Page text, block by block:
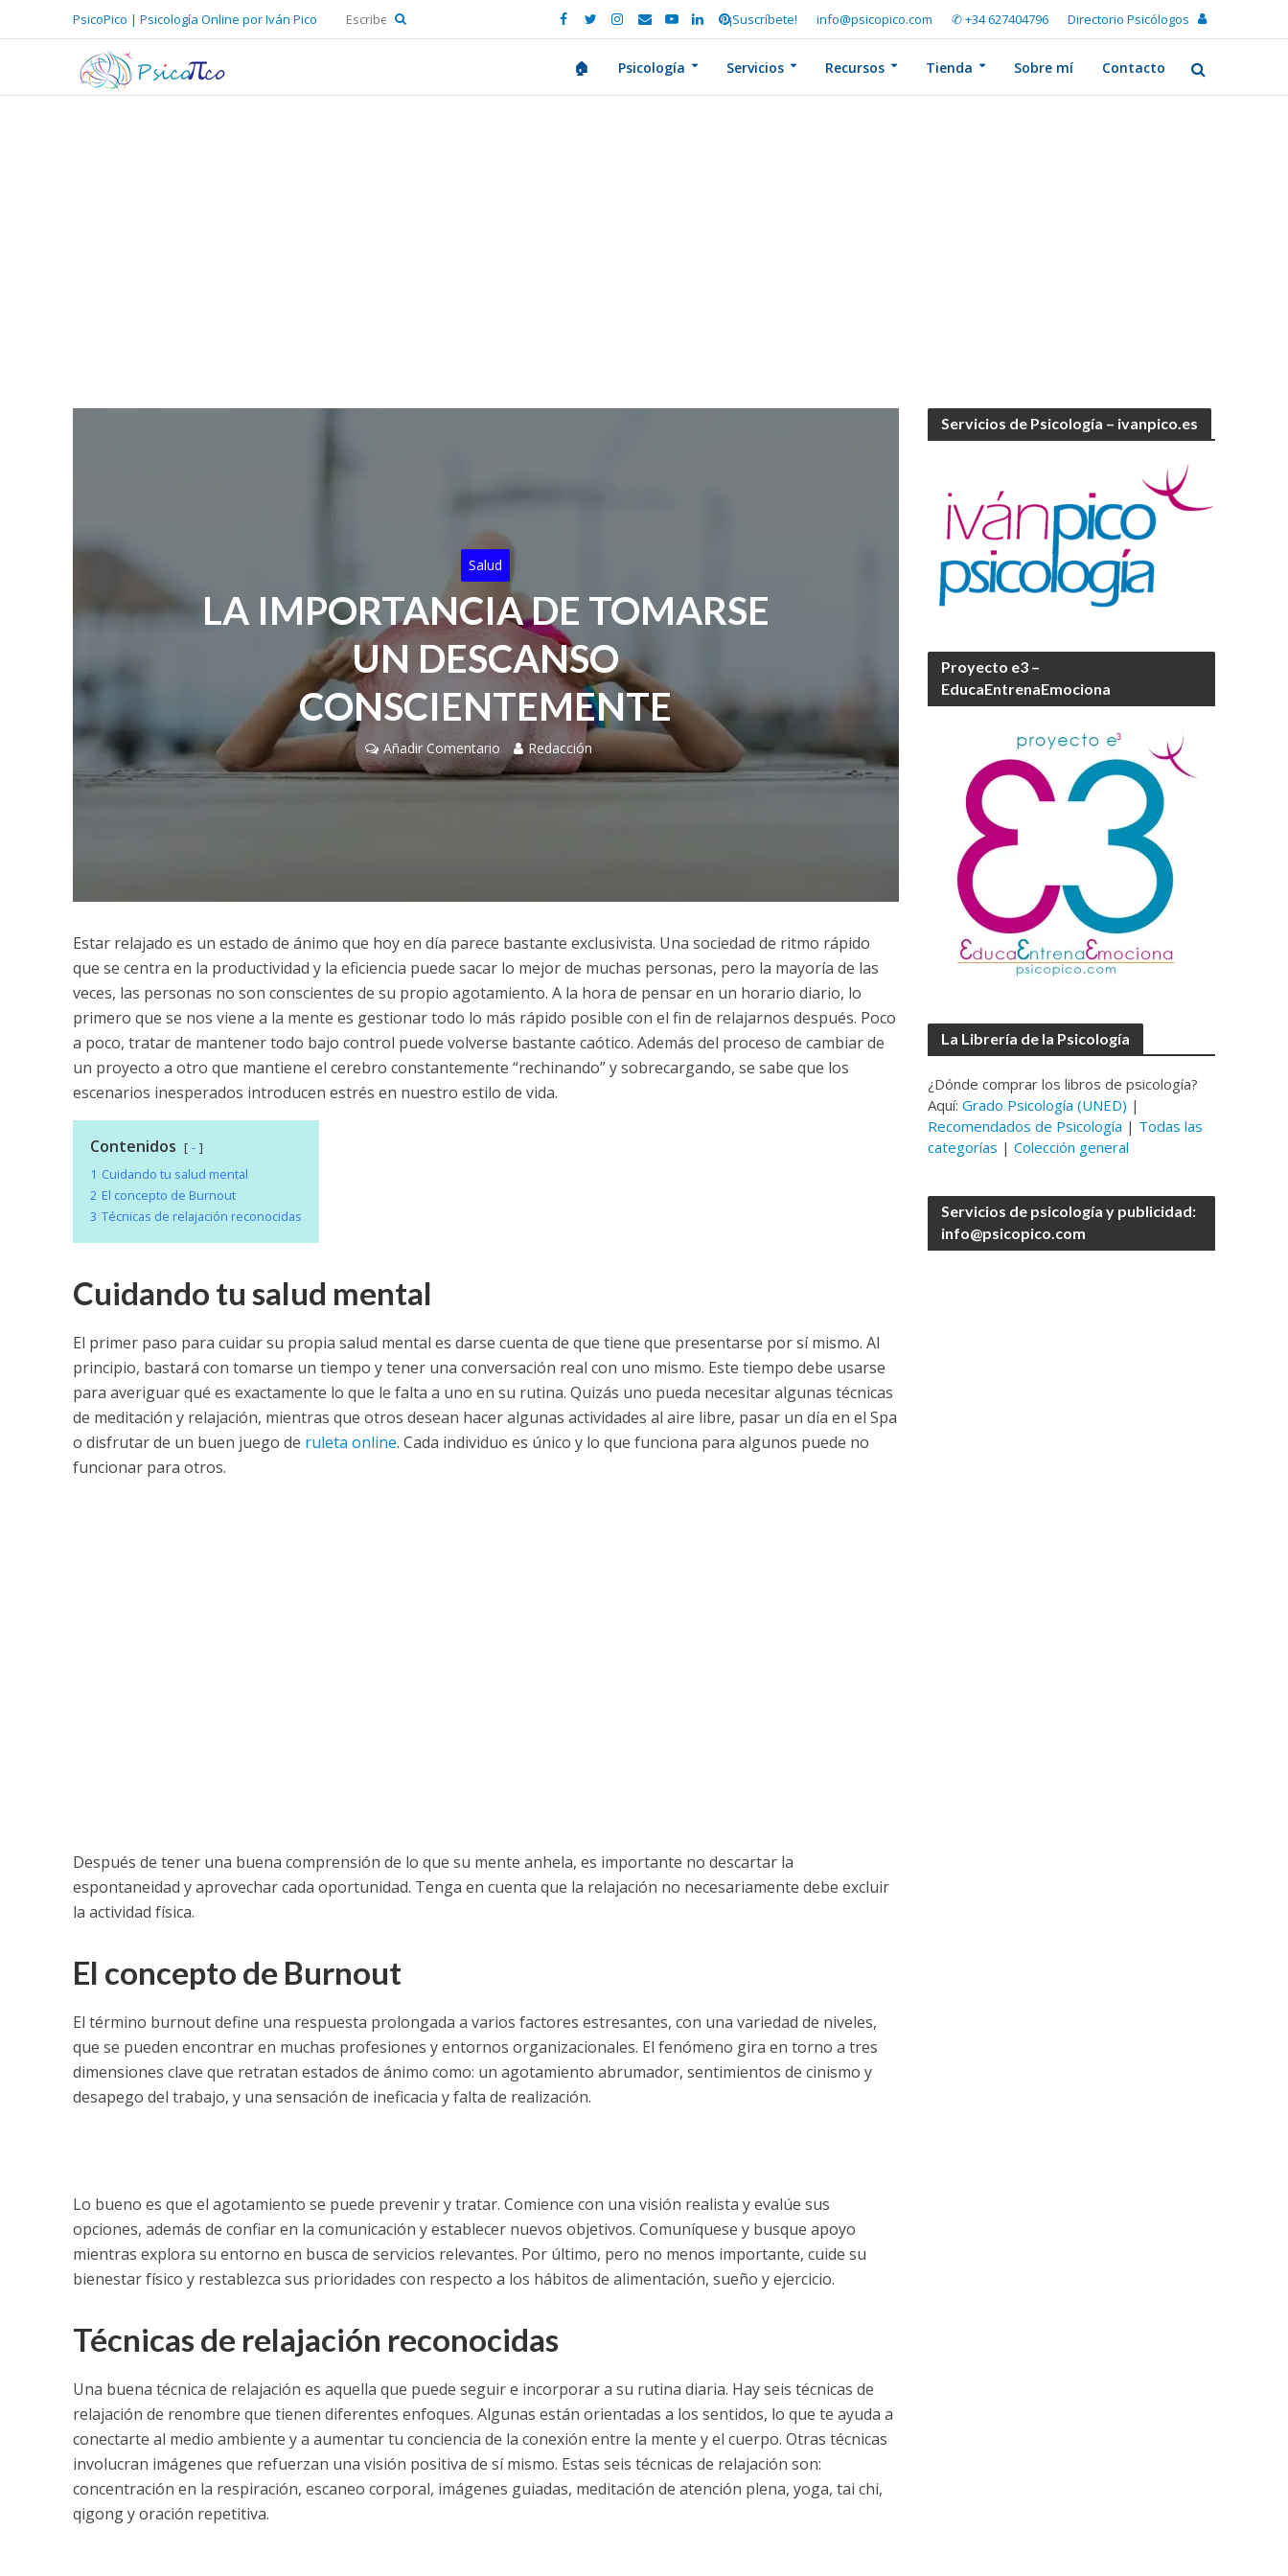
PsicoPico | Psicología Online por Iván Pico ¡Suscríbete! info@psicopico.com ✆ +34 627404796 Directorio Psicólogos
🏠 Psicología Servicios Recursos Tienda Sobre mí Contacto
Salud
LA IMPORTANCIA DE TOMARSE
UN DESCANSO
CONSCIENTEMENTE
Añadir Comentario Redacción
Estar relajado es un estado de ánimo que hoy en día parece bastante exclusivista. Una sociedad de ritmo rápido
que se centra en la productividad y la eficiencia puede sacar lo mejor de muchas personas, pero la mayoría de las
veces, las personas no son conscientes de su propio agotamiento. A la hora de pensar en un horario diario, lo
primero que se nos viene a la mente es gestionar todo lo más rápido posible con el fin de relajarnos después. Poco
a poco, tratar de mantener todo bajo control puede volverse bastante caótico. Además del proceso de cambiar de
un proyecto a otro que mantiene el cerebro constantemente “rechinando” y sobrecargando, se sabe que los
escenarios inesperados introducen estrés en nuestro estilo de vida.
Contenidos
-
1 Cuidando tu salud mental
2 El concepto de Burnout
3 Técnicas de relajación reconocidas
Cuidando tu salud mental
El primer paso para cuidar su propia salud mental es darse cuenta de que tiene que presentarse por sí mismo. Al
principio, bastará con tomarse un tiempo y tener una conversación real con uno mismo. Este tiempo debe usarse
para averiguar qué es exactamente lo que le falta a uno en su rutina. Quizás uno pueda necesitar algunas técnicas
de meditación y relajación, mientras que otros desean hacer algunas actividades al aire libre, pasar un día en el Spa
o disfrutar de un buen juego de ruleta online. Cada individuo es único y lo que funciona para algunos puede no
funcionar para otros.
Después de tener una buena comprensión de lo que su mente anhela, es importante no descartar la
espontaneidad y aprovechar cada oportunidad. Tenga en cuenta que la relajación no necesariamente debe excluir
la actividad física.
El concepto de Burnout
El término burnout define una respuesta prolongada a varios factores estresantes, con una variedad de niveles,
que se pueden encontrar en muchas profesiones y entornos organizacionales. El fenómeno gira en torno a tres
dimensiones clave que retratan estados de ánimo como: un agotamiento abrumador, sentimientos de cinismo y
desapego del trabajo, y una sensación de ineficacia y falta de realización.
Lo bueno es que el agotamiento se puede prevenir y tratar. Comience con una visión realista y evalúe sus
opciones, además de confiar en la comunicación y establecer nuevos objetivos. Comuníquese y busque apoyo
mientras explora su entorno en busca de servicios relevantes. Por último, pero no menos importante, cuide su
bienestar físico y restablezca sus prioridades con respecto a los hábitos de alimentación, sueño y ejercicio.
Técnicas de relajación reconocidas
Una buena técnica de relajación es aquella que puede seguir e incorporar a su rutina diaria. Hay seis técnicas de
relajación de renombre que tienen diferentes enfoques. Algunas están orientadas a los sentidos, lo que te ayuda a
conectarte al medio ambiente y a aumentar tu conciencia de la conexión entre la mente y el cuerpo. Otras técnicas
involucran imágenes que refuerzan una visión positiva de sí mismo. Estas seis técnicas de relajación son:
concentración en la respiración, escaneo corporal, imágenes guiadas, meditación de atención plena, yoga, tai chi,
qigong y oración repetitiva.
Servicios de Psicología – ivanpico.es
Proyecto e3 –
EducaEntrenaEmociona
La Librería de la Psicología
¿Dónde comprar los libros de psicología?
Aquí:Grado Psicología (UNED) |
Recomendados de Psicología | Todas las
categorías |Colección general
Servicios de psicología y publicidad:
info@psicopico.com